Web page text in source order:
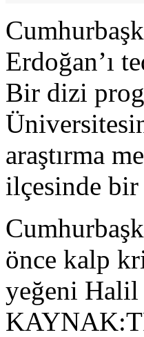
Erdoğan’ı
Bir dizi
araştırma
ilçesinde bir
önce kalp
yeğeni Halil